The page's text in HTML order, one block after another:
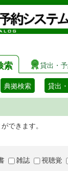
索 貸出・
典拠検索 貸出
できます。
雑誌 視聴覚